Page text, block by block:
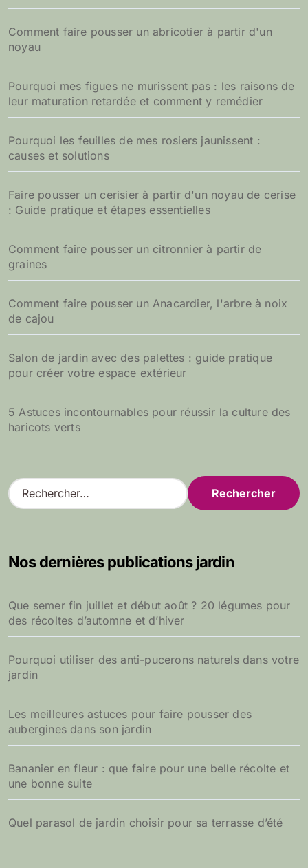
Comment faire pousser un abricotier à partir d'un
noyau
Pourquoi mes figues ne murissent pas : les raisons de
leur maturation retardée et comment y remédier
Pourquoi les feuilles de mes rosiers jaunissent :
causes et solutions
Faire pousser un cerisier à partir d'un noyau de cerise
: Guide pratique et étapes essentielles
Comment faire pousser un citronnier à partir de
graines
Comment faire pousser un Anacardier, l'arbre à noix
de cajou
Salon de jardin avec des palettes : guide pratique
pour créer votre espace extérieur
5 Astuces incontournables pour réussir la culture des
haricots verts
R
e
r
e
r
Nos dernières publications jardin
Que semer fin juillet et début août ? 20 légumes pour
des récoltes d’automne et d’hiver
Pourquoi utiliser des anti-pucerons naturels dans votre
jardin
Les meilleures astuces pour faire pousser des
aubergines dans son jardin
Bananier en fleur : que faire pour une belle récolte et
une bonne suite
Quel parasol de jardin choisir pour sa terrasse d’été